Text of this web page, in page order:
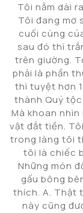
Tôi nằm dài
Tôi đang mơ
cuối cùng
sau đó thì
trên giường.
phải là phần
thì tuyệt hơn
thành Quý
Mà khoan
vật đắt tiền.
trong làng tôi
tôi là chiếc
Những món
gấu bông
thích. A. Thật
này cũng